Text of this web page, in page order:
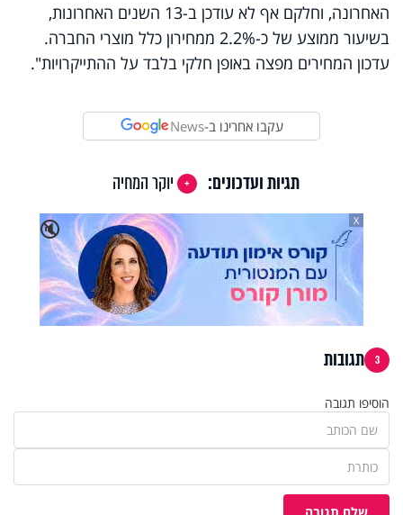
האחרונה, וחלקם אף לא עודכן ב-13 השנים האחרונות,
בשיעור ממוצע של כ-2.2% ממחירון כלל מוצרי החברה.
עדכון המחירים מפצה באופן חלקי בלבד על ההתייקרויות".
עקבו אחרינו ב-News
תגיות ועדכונים:
יוקר המחיה
🔇
X
3 תגובות
הוסיפו תגובה